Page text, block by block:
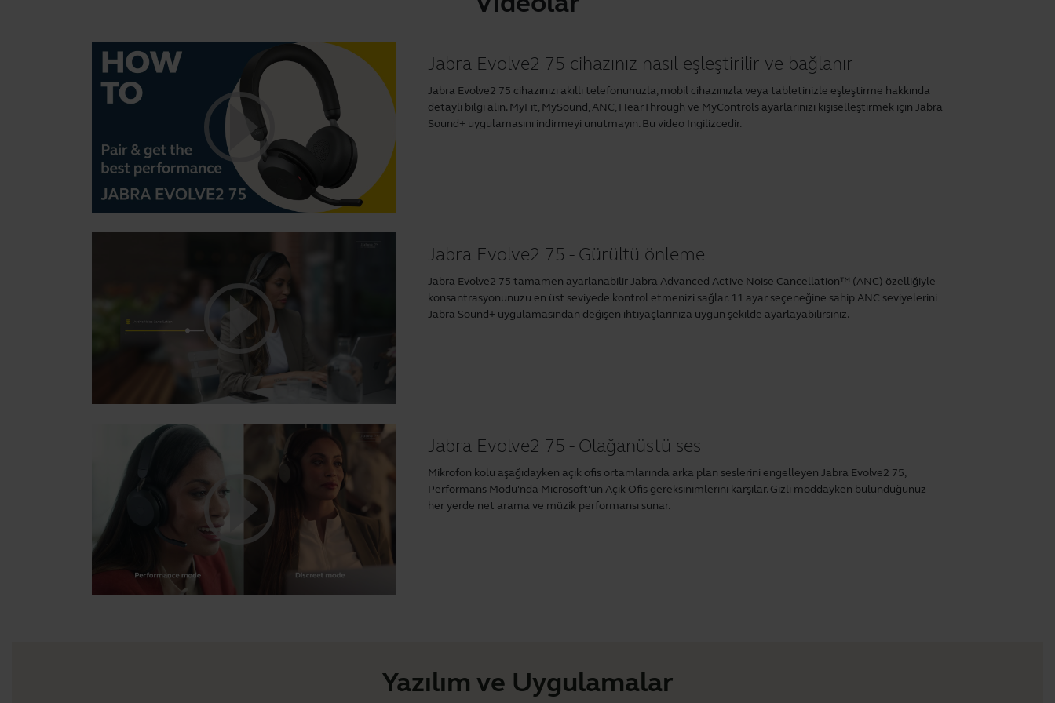
Jabra Evolve2 75 cihazınız nasıl eşleştirilir ve bağlanır
Jabra Evolve2 75 cihazınızı akıllı telefonunuzla, mobil cihazınızla veya tabletinizle eşleştirme hakkında
detaylı bilgi alın. MyFit, MySound, ANC, HearThrough ve MyControls ayarlarınızı kişiselleştirmek için Jabra
Sound+ uygulamasını indirmeyi unutmayın. Bu video İngilizcedir.
Jabra Evolve2 75 - Gürültü önleme
Jabra Evolve2 75 tamamen ayarlanabilir Jabra Advanced Active Noise Cancellation™ (ANC) özelliğiyle
konsantrasyonunuzu en üst seviyede kontrol etmenizi sağlar. 11 ayar seçeneğine sahip ANC seviyelerini
Jabra Sound+ uygulamasından değişen ihtiyaçlarınıza uygun şekilde ayarlayabilirsiniz.
Jabra Evolve2 75 - Olağanüstü ses
Mikrofon kolu aşağıdayken açık ofis ortamlarında arka plan seslerini engelleyen Jabra Evolve2 75,
Performans Modu'nda Microsoft'un Açık Ofis gereksinimlerini karşılar. Gizli moddayken bulunduğunuz
her yerde net arama ve müzik performansı sunar.
Yazılım ve Uygulamalar